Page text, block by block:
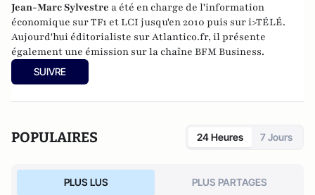
Jean-Marc Sylvestre a été en charge de l'information
économique sur TF1 et LCI jusqu'en 2010 puis sur i>TÉLÉ.
Aujourd'hui éditorialiste sur Atlantico.fr, il présente
également une émission sur la chaîne BFM Business.
SUIVRE
POPULAIRES 24 Heures 7 Jours
PLUS LUS PLUS PARTAGES